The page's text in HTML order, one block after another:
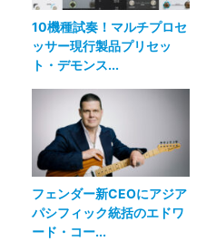
10機種試奏！マルチプロセ
ッサー現行製品プリセッ
ト・デモンス...
フェンダー新CEOにアジア
パシフィック統括のエドワ
ード・コー...